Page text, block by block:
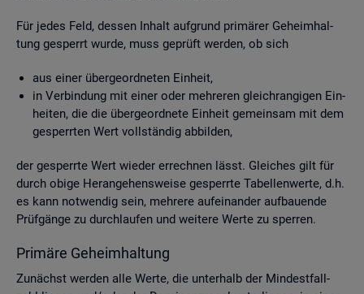
Für jedes Feld, des­sen In­halt auf­grund pri­mä­rer Ge­heim­hal­
tung ge­sperrt wurde, muss ge­prüft wer­den, ob sich
aus einer über­ge­ord­ne­ten Ein­heit,
in Ver­bin­dung mit einer oder meh­re­ren gleich­ran­gi­gen Ein­
hei­ten, die die über­ge­ord­ne­te Ein­heit ge­mein­sam mit dem
ge­sperr­ten Wert voll­stän­dig ab­bil­den,
der ge­sperr­te Wert wie­der er­rech­nen lässt. Glei­ches gilt für
durch obige Her­an­ge­hens­wei­se ge­sperr­te Ta­bel­len­wer­te, d.h.
es kann not­wen­dig sein, meh­re­re auf­ein­an­der auf­bau­en­de
Prüf­gän­ge zu durch­lau­fen und wei­te­re Werte zu sper­ren.
Pri­mä­re Ge­heim­hal­tung
Zu­nächst wer­den alle Werte, die un­ter­halb der Min­dest­fall­